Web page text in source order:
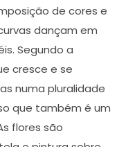
de cores e
dançam em
Segundo a
cresce e se
numa pluralidade
que também é um
flores são